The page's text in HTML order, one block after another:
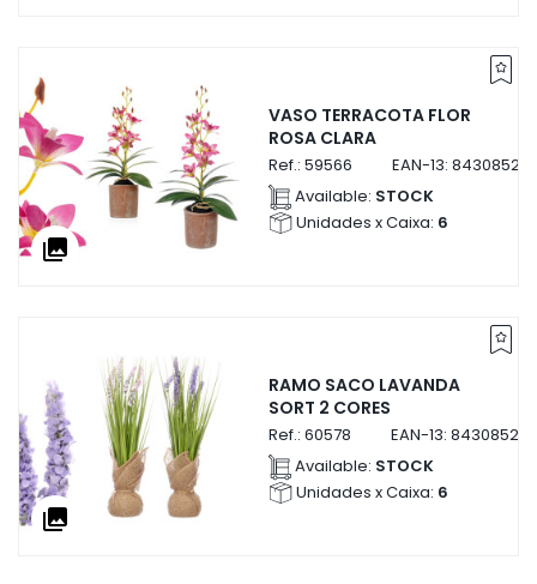
collections
VASO TERRACOTA FLOR
ROSA CLARA
Ref.: 59566 EAN-13:
Available: STOCK
Unidades x Caixa: 6
collections
RAMO SACO LAVANDA
SORT 2 CORES
Ref.: 60578 EAN-13:
Available: STOCK
Unidades x Caixa: 6